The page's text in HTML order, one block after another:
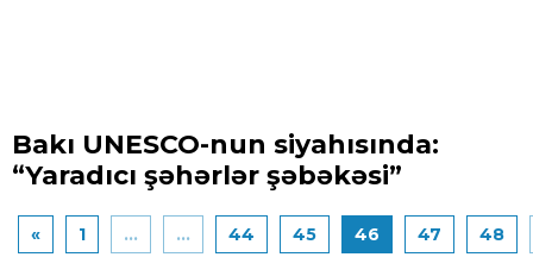
Bakı UNESCO-nun siyahısında:
“Yaradıcı şəhərlər şəbəkəsi”
« 1 ... ... 44 45 46 47 48